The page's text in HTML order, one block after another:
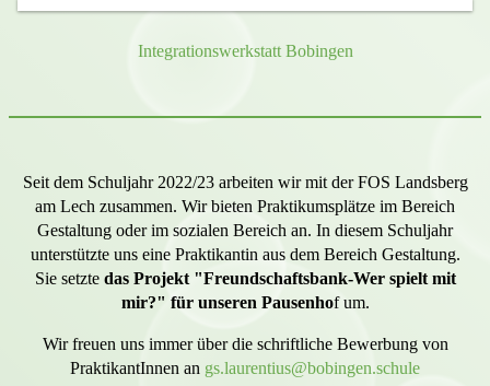
Integrationswerkstatt Bobingen
Seit dem Schuljahr 2022/23 arbeiten wir mit der FOS Landsberg
am Lech zusammen. Wir bieten Praktikumsplätze im Bereich
Gestaltung oder im sozialen Bereich an. In diesem Schuljahr
unterstützte uns eine Praktikantin aus dem Bereich Gestaltung.
Sie setzte das Projekt "Freundschaftsbank-Wer spielt mit
mir?" für unseren Pausenhof um.
Wir freuen uns immer über die schriftliche Bewerbung von
PraktikantInnen an gs.laurentius@bobingen.schule